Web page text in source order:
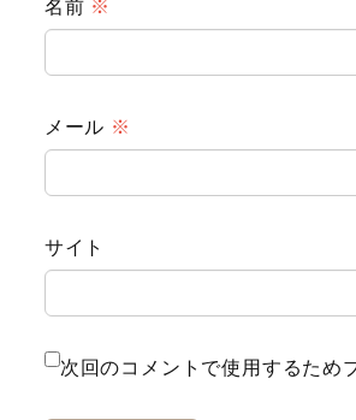
名前 ※
メール ※
サイト
次回のコメントで使用するため